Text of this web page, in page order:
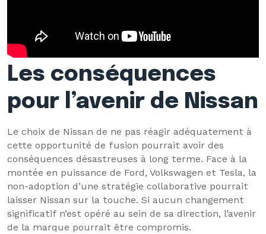
Les conséquences
pour l’avenir de Nissan
Le choix de Nissan de ne pas réagir adéquatement à
cette opportunité de fusion pourrait avoir des
conséquences désastreuses à long terme. Face à la
montée en puissance de Ford, Volkswagen et Tesla, la
non-adoption d’une stratégie collaborative pourrait
laisser Nissan sur la touche. Si aucun changement
significatif n’est opéré au sein de sa direction, l’avenir
de la marque pourrait être compromis.